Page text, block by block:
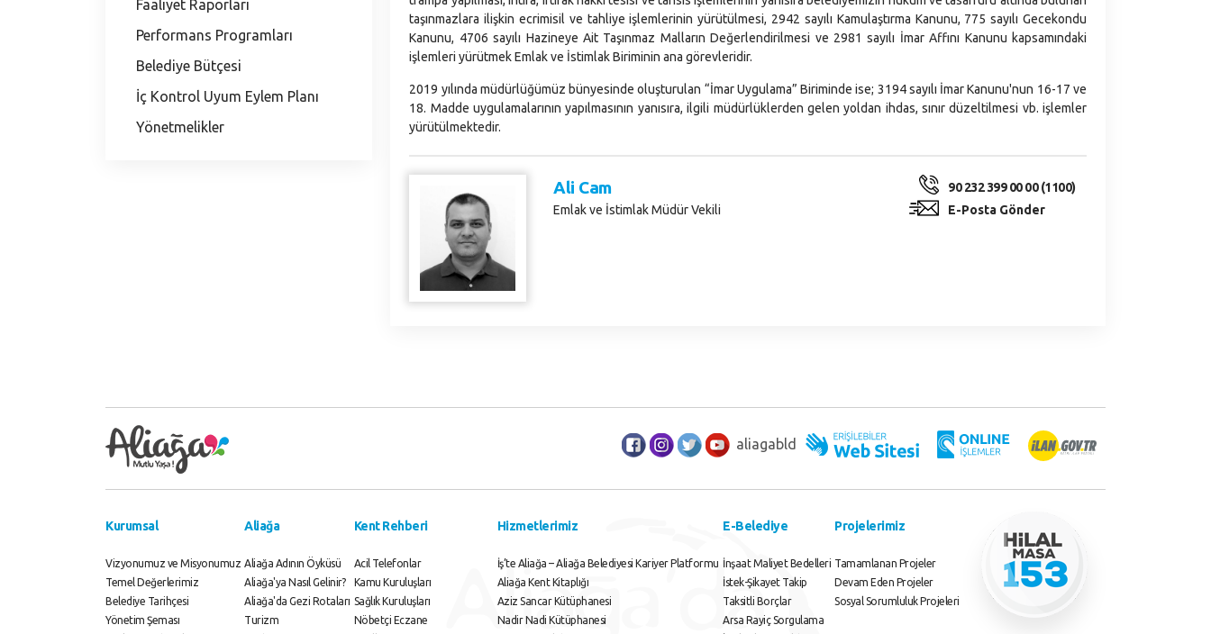
Faaliyet Raporları
Performans Programları
Belediye Bütçesi
İç Kontrol Uyum Eylem Planı
Yönetmelikler
taşınmazlara ilişkin ecrimisil ve tahliye işlemlerinin yürütülmesi, 2942 sayılı Kamulaştırma Kanunu, 775 sayılı Gecekondu
Kanunu, 4706 sayılı Hazineye Ait Taşınmaz Malların Değerlendirilmesi ve 2981 sayılı İmar Affını Kanunu kapsamındaki
işlemleri yürütmek Emlak ve İstimlak Biriminin ana görevleridir.
2019 yılında müdürlüğümüz bünyesinde oluşturulan “İmar Uygulama” Biriminde ise; 3194 sayılı İmar Kanunu'nun 16-17 ve
18. Madde uygulamalarının yapılmasının yanısıra, ilgili müdürlüklerden gelen yoldan ihdas, sınır düzeltilmesi vb. işlemler
yürütülmektedir.
Ali Cam
90 232 399 00 00 (1100)
Emlak ve İstimlak Müdür Vekili
E-Posta Gönder
aliagabld
Kurumsal
Vizyonumuz ve Misyonumuz
Temel Değerlerimiz
Belediye Tarihçesi
Yönetim Şeması
Aliağa
Aliağa Adının Öyküsü
Aliağa'ya Nasıl Gelinir?
Aliağa'da Gezi Rotaları
Turizm
Kent Rehberi
Acil Telefonlar
Kamu Kuruluşları
Sağlık Kuruluşları
Nöbetçi Eczane
Hizmetlerimiz
İş’te Aliağa – Aliağa Belediyesi Kariyer Platformu
Aliağa Kent Kitaplığı
Aziz Sancar Kütüphanesi
Nadir Nadi Kütüphanesi
E-Belediye
İnşaat Maliyet Bedelleri
İstek-Şikayet Takip
Taksitli Borçlar
Arsa Rayiç Sorgulama
Projelerimiz
Tamamlanan Projeler
Devam Eden Projeler
Sosyal Sorumluluk Projeleri